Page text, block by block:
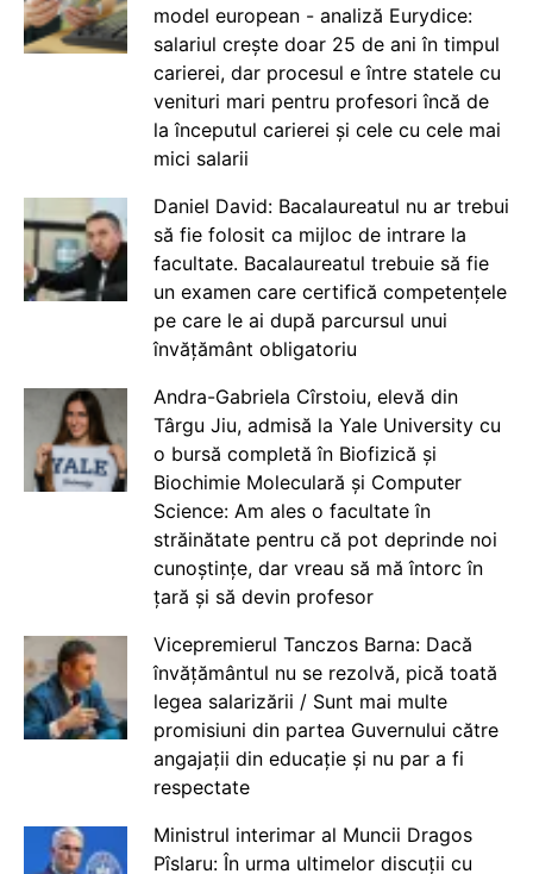
model european - analiză Eurydice:
salariul crește doar 25 de ani în timpul
carierei, dar procesul e între statele cu
venituri mari pentru profesori încă de
la începutul carierei și cele cu cele mai
mici salarii
Daniel David: Bacalaureatul nu ar trebui
să fie folosit ca mijloc de intrare la
facultate. Bacalaureatul trebuie să fie
un examen care certifică competențele
pe care le ai după parcursul unui
învățământ obligatoriu
Andra-Gabriela Cîrstoiu, elevă din
Târgu Jiu, admisă la Yale University cu
o bursă completă în Biofizică și
Biochimie Moleculară și Computer
Science: Am ales o facultate în
străinătate pentru că pot deprinde noi
cunoștințe, dar vreau să mă întorc în
țară și să devin profesor
Vicepremierul Tanczos Barna: Dacă
învățământul nu se rezolvă, pică toată
legea salarizării / Sunt mai multe
promisiuni din partea Guvernului către
angajații din educație și nu par a fi
respectate
Ministrul interimar al Muncii Dragos
Pîslaru: În urma ultimelor discuții cu